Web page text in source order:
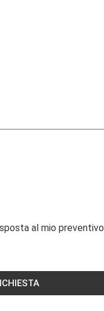
al mio preventivo